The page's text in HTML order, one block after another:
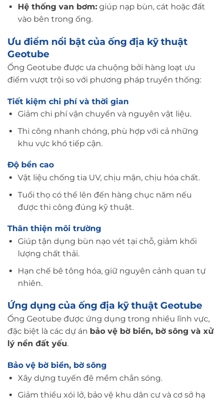
Hệ thống van bơm:giúp nạp bùn, cát hoặc đất
vào bên trong ống.
Ưu điểm nổi bật của ống địa kỹ thuật
Geotube
Ống Geotube được ưa chuộng bởi hàng loạt ưu
điểm vượt trội so với phương pháp truyền thống:
Tiết kiệm chi phí và thời gian
Giảm chi phí vận chuyển và nguyên vật liệu.
Thi công nhanh chóng, phù hợp với cả những
khu vực khó tiếp cận.
Độ bền cao
Vật liệu chống tia UV, chịu mặn, chịu hóa chất.
Tuổi thọ có thể lên đến hàng chục năm nếu
được thi công đúng kỹ thuật.
Thân thiện môi trường
Giúp tận dụng bùn nạo vét tại chỗ, giảm khối
lượng chất thải.
Hạn chế bê tông hóa, giữ nguyên cảnh quan tự
nhiên.
Ứng dụng của ống địa kỹ thuật Geotube
Ống Geotube được ứng dụng trong nhiều lĩnh vực,
đặc biệt là các dự án bảo vệ bờ biển, bờ sông và xử
lý nền đất yếu.
Bảo vệ bờ biển, bờ sông
Xây dựng tuyến đê mềm chắn sóng.
Giảm thiểu xói lở, bảo vệ khu dân cư và cơ sở hạ